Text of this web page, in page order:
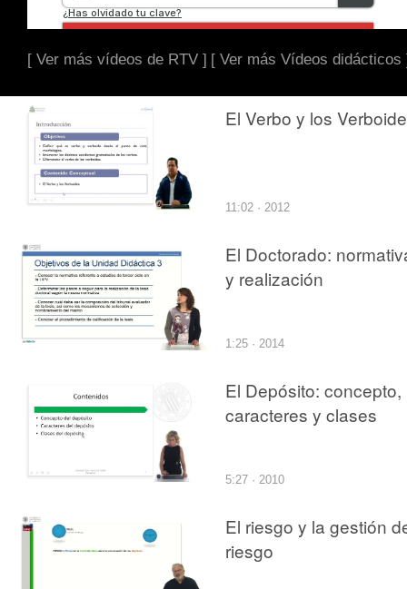
[ Ver más vídeos de RTV ] [ Ver más Vídeos didácticos
El Verbo y los
11:02 · 2012
El Doctorado:
y realización
1:25 · 2014
El Depósito: concepto,
caracteres y clases
5:27 · 2010
El riesgo y la gestión
riesgo